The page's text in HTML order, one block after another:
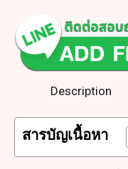
Description
สารบัญเนื้อหา